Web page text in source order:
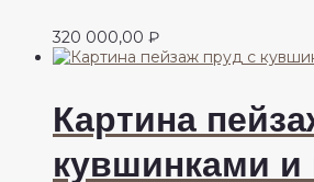
320 000,00 ₽
Картина
кувшинками и